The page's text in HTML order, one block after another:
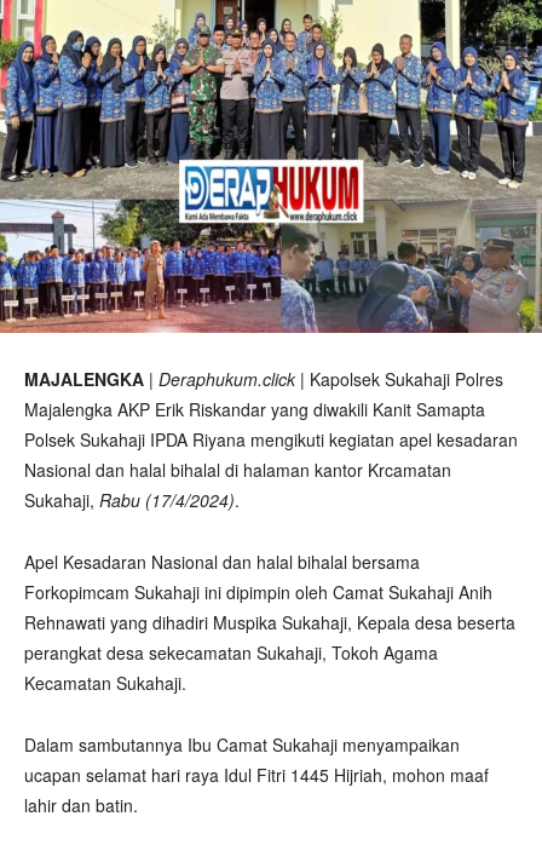
MAJALENGKA | Deraphukum.click | Kapolsek Sukahaji Polres
Majalengka AKP Erik Riskandar yang diwakili Kanit Samapta
Polsek Sukahaji IPDA Riyana mengikuti kegiatan apel kesadaran
Nasional dan halal bihalal di halaman kantor Krcamatan
Sukahaji, Rabu (17/4/2024).
Apel Kesadaran Nasional dan halal bihalal bersama
Forkopimcam Sukahaji ini dipimpin oleh Camat Sukahaji Anih
Rehnawati yang dihadiri Muspika Sukahaji, Kepala desa beserta
perangkat desa sekecamatan Sukahaji, Tokoh Agama
Kecamatan Sukahaji.
Dalam sambutannya Ibu Camat Sukahaji menyampaikan
ucapan selamat hari raya Idul Fitri 1445 Hijriah, mohon maaf
lahir dan batin.